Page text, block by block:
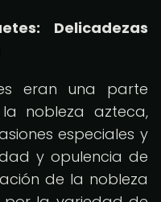
Delicadezas
eran una parte
nobleza azteca,
especiales y
y opulencia de
de la nobleza